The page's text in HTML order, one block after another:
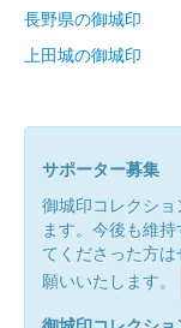
長野県の御城印
上田城の御城印
サポーター募集
御城印コレクシ
ます。今後も維
てくださった方
願いいたします。